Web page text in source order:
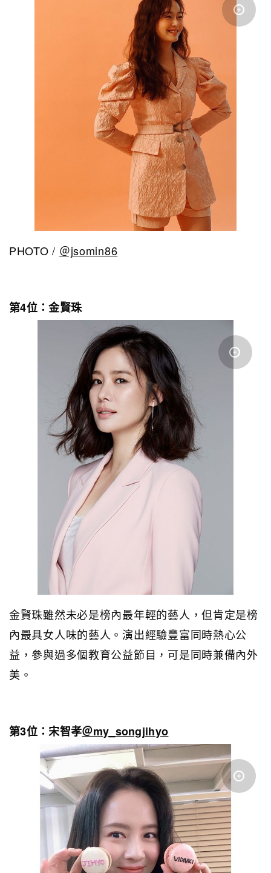
PHOTO / ＠jsomin86
第4位：金賢珠
金賢珠雖然未必是榜內最年輕的藝人，但肯定是榜
內最具女人味的藝人。演出經驗豐富同時熱心公
益，參與過多個教育公益節目，可是同時兼備內外
美。
第3位：宋智孝＠my_songjihyo